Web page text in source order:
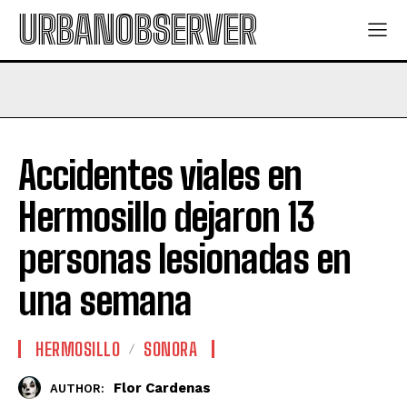
URBANOBSERVER
Accidentes viales en
Hermosillo dejaron 13
personas lesionadas en
una semana
HERMOSILLO SONORA
AUTHOR: Flor Cardenas